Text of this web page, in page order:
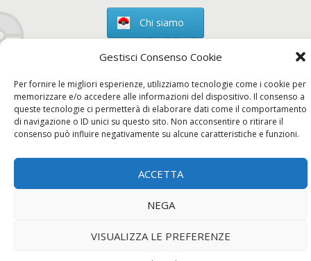
Gestisci Consenso Cookie
Per fornire le migliori esperienze, utilizziamo tecnologie come i cookie per
memorizzare e/o accedere alle informazioni del dispositivo. Il consenso a
queste tecnologie ci permetterà di elaborare dati come il comportamento
di navigazione o ID unici su questo sito. Non acconsentire o ritirare il
consenso può influire negativamente su alcune caratteristiche e funzioni.
ACCETTA
NEGA
VISUALIZZA LE PREFERENZE
Chi siamo
Contatti
Chi siamo Contatti Privacy Policy